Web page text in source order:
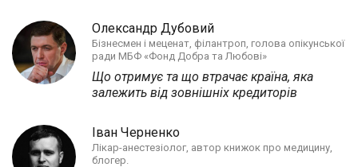
Олександр Дубовий
Бізнесмен і меценат, філантроп, голова опікунської
ради МБФ «Фонд Добра та Любові»
Що отримує та що втрачає країна, яка
залежить від зовнішніх кредиторів
Іван Черненко
Лікар-анестезіолог, автор книжок про медицину,
блогер.